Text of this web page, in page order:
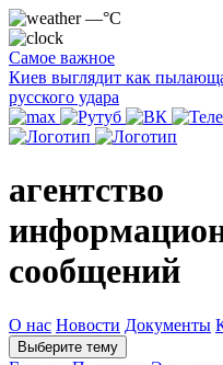
—°C
Самое важное
Киев выглядит как
русского удара
агентство
сообщений
О нас Новости Документы
Выберите тему